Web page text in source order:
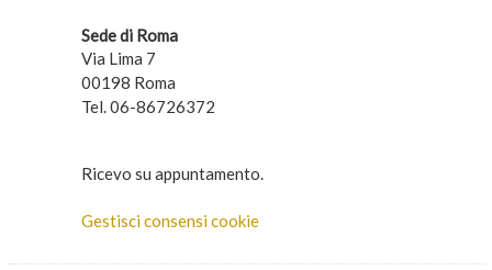
Sede di Roma
Via Lima 7
00198 Roma
Tel. 06-86726372
Ricevo su appuntamento.
Gestisci consensi cookie